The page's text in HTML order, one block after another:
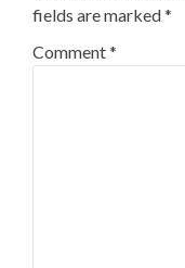
fields are marked*
Comment*